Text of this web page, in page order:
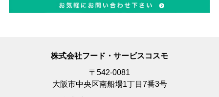
株式会社フード・サービスコスモ
〒542-0081
大阪市中央区南船場1丁目7番3号